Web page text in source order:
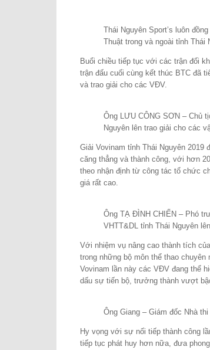
Thái Nguyên Sport’s luôn
Thuật trong và ngoài tỉnh Thái
Buổi chiều tiếp tục với các trận đối
trận đấu cuối cùng kết thúc BTC đã
và trao giải cho các VĐV.
Ông LƯU CÔNG SƠN – Chủ
Nguyên lên trao giải cho các
Giải Vovinam tỉnh Thái Nguyên
căng thẳng và thành công, với hơn
theo nhận định từ công tác tổ chức
giá rất cao.
Ông TẠ ĐÌNH CHIẾN – Phó
VHTT&DL tỉnh Thái Nguyên
Với nhiệm vụ nâng cao thành tích
trong những bộ môn thể thao chuyên
Vovinam lần này các VĐV đang thể
dấu sự tiến bộ, trưởng thành vượt
Ông Giang – Giám đốc Nhà
Hy vọng với sự nối tiếp thành công
tiếp tục phát huy hơn nữa, đưa